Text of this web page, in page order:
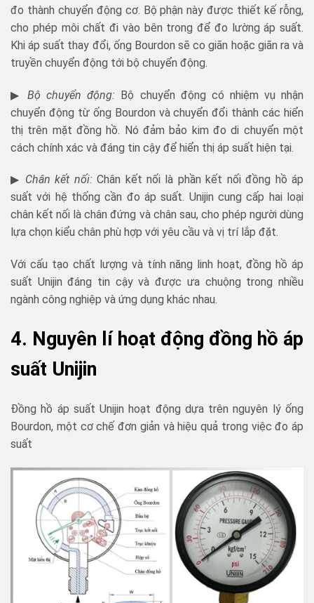
đo thành chuyển động cơ. Bộ phận này được thiết kế rỗng,
cho phép môi chất đi vào bên trong để đo lường áp suất.
Khi áp suất thay đổi, ống Bourdon sẽ co giãn hoặc giãn ra và
truyền chuyển động tới bộ chuyển động.
▶ Bộ chuyển động: Bộ chuyển động có nhiệm vụ nhận
chuyển động từ ống Bourdon và chuyển đổi thành các hiển
thị trên mặt đồng hồ. Nó đảm bảo kim đo di chuyển một
cách chính xác và đáng tin cậy để hiển thị áp suất hiện tại.
▶ Chân kết nối: Chân kết nối là phần kết nối đồng hồ áp
suất với hệ thống cần đo áp suất. Unijin cung cấp hai loại
chân kết nối là chân đứng và chân sau, cho phép người dùng
lựa chọn kiểu chân phù hợp với yêu cầu và vị trí lắp đặt.
Với cấu tạo chất lượng và tính năng linh hoạt, đồng hồ áp
suất Unijin đáng tin cậy và được ưa chuộng trong nhiều
ngành công nghiệp và ứng dụng khác nhau.
4. Nguyên lí hoạt động đồng hồ áp
suất Unijin
Đồng hồ áp suất Unijin hoạt động dựa trên nguyên lý ống
Bourdon, một cơ chế đơn giản và hiệu quả trong việc đo áp
suất